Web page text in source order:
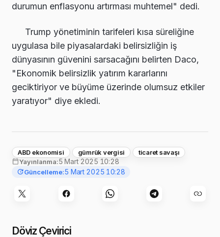
durumun enflasyonu artırması muhtemel" dedi.
Trump yönetiminin tarifeleri kısa süreliğine
uygulasa bile piyasalardaki belirsizliğin iş
dünyasının güvenini sarsacağını belirten Daco,
"Ekonomik belirsizlik yatırım kararlarını
geciktiriyor ve büyüme üzerinde olumsuz etkiler
yaratıyor" diye ekledi.
ABD ekonomisi gümrük vergisi
ticaret savaşı
Yayınlanma:5 Mart 2025 10:28
Güncelleme:5 Mart 2025 10:28
Döviz Çevirici